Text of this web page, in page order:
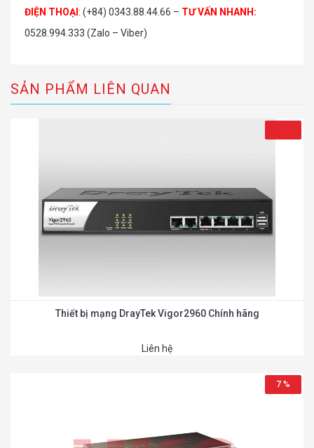
ĐIỆN THOẠI : (+84) 0343.88.44.66 – TƯ VẤN NHANH :
0528.994.333 (Zalo – Viber)
SẢN PHẨM LIÊN QUAN
Thiết bị mạng DrayTek Vigor2960 Chính hãng
Liên hệ
7 %